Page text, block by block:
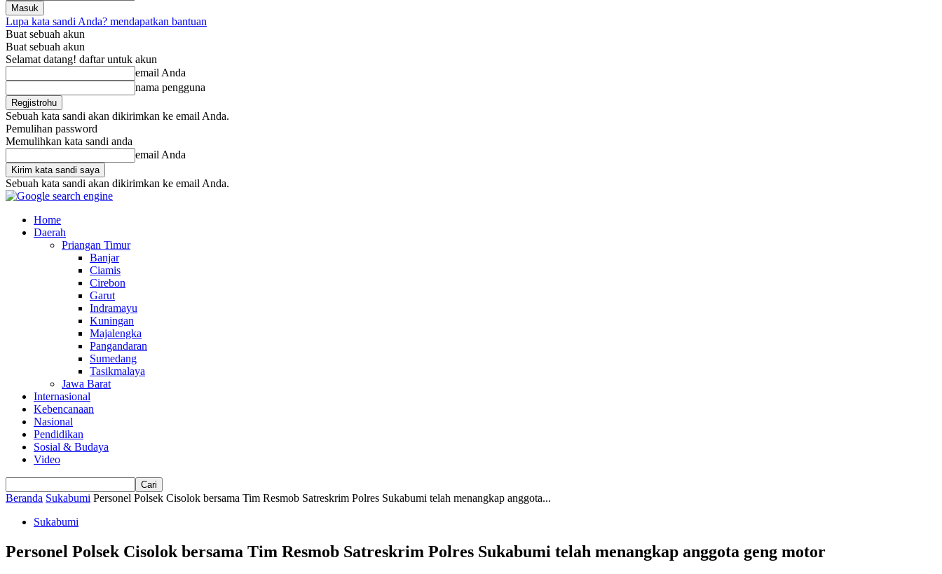
Lupa kata sandi Anda? mendapatkan bantuan
Buat sebuah akun
Buat sebuah akun
Selamat datang! daftar untuk akun
email Anda
nama pengguna
Sebuah kata sandi akan dikirimkan ke email Anda.
Pemulihan password
Memulihkan kata sandi anda
email Anda
Sebuah kata sandi akan dikirimkan ke email Anda.
Home
Daerah
Priangan Timur
Banjar
Ciamis
Cirebon
Garut
Indramayu
Kuningan
Majalengka
Pangandaran
Sumedang
Tasikmalaya
Jawa Barat
Internasional
Kebencanaan
Nasional
Pendidikan
Sosial & Budaya
Video
Beranda Sukabumi Personel Polsek Cisolok bersama Tim Resmob Satreskrim Polres Sukabumi telah menangkap anggota...
Sukabumi
Personel Polsek Cisolok bersama Tim Resmob Satreskrim Polres Sukabumi telah menangkap anggota geng motor